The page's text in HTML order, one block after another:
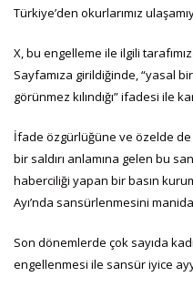
Türkiye’den okurlarımız
X, bu engelleme ile ilgili
Sayfamıza girildiğinde, “yasal
görünmez kılındığı” ifadesi ile
İfade özgürlüğüne ve özelde de
bir saldırı anlamına gelen bu
haberciliği yapan bir basın
Ayı’nda sansürlenmesini
Son dönemlerde çok sayıda
engellenmesi ile sansür iyice